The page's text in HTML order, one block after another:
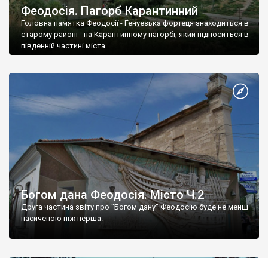
Феодосія. Пагорб Карантинний
Головна памятка Феодосії - Генуезька фортеця знаходиться в
старому районі - на Карантинному пагорбі, який підноситься в
південній частині міста.
Богом дана Феодосія. Місто Ч.2
Друга частина звіту про "Богом дану" Феодосію буде не менш
насиченою ніж перша.